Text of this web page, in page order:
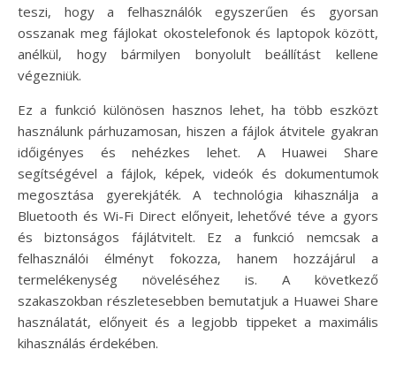
teszi, hogy a felhasználók egyszerűen és gyorsan
osszanak meg fájlokat okostelefonok és laptopok között,
anélkül, hogy bármilyen bonyolult beállítást kellene
végezniük.
Ez a funkció különösen hasznos lehet, ha több eszközt
használunk párhuzamosan, hiszen a fájlok átvitele gyakran
időigényes és nehézkes lehet. A Huawei Share
segítségével a fájlok, képek, videók és dokumentumok
megosztása gyerekjáték. A technológia kihasználja a
Bluetooth és Wi-Fi Direct előnyeit, lehetővé téve a gyors
és biztonságos fájlátvitelt. Ez a funkció nemcsak a
felhasználói élményt fokozza, hanem hozzájárul a
termelékenység növeléséhez is. A következő
szakaszokban részletesebben bemutatjuk a Huawei Share
használatát, előnyeit és a legjobb tippeket a maximális
kihasználás érdekében.